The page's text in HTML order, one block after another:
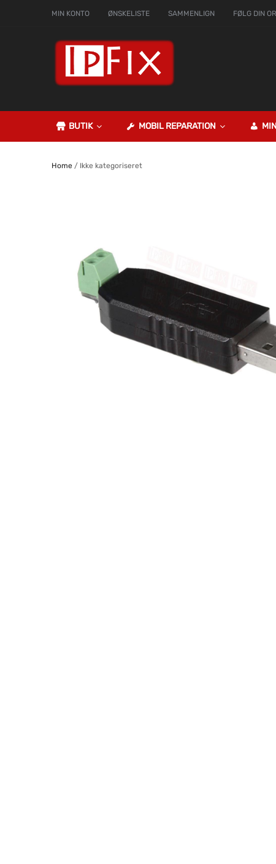
MIN KONTO ØNSKELISTE SAMMENLIGN FØLG DIN
BUTIK MOBIL REPARATION
Home/ Ikke kategoriseret